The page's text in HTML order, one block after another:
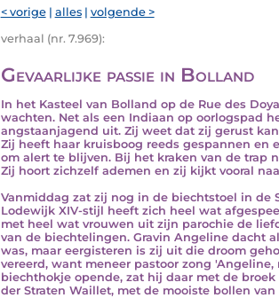
< vorige| alles| volgende >
verhaal (nr. 7.969):
Gevaarlijke passie in Bolland
In het Kasteel van Bolland op de Rue des
wachten. Net als een Indiaan op oorlogspad
angstaanjagend uit. Zij weet dat zij gerust
Zij heeft haar kruisboog reeds gespannen en
om alert te blijven. Bij het kraken van de trap
Zij hoort zichzelf ademen en zij kijkt vooral
Vanmiddag zat zij nog in de biechtstoel in de
Lodewijk XIV-stijl heeft zich heel wat
met heel wat vrouwen uit zijn parochie de
van de biechtelingen. Gravin Angeline dacht
was, maar eergisteren is zij uit die droom
vereerd, want meneer pastoor zong
biechthokje opende, zat hij daar met de
der Straten Waillet, met de mooiste bollen